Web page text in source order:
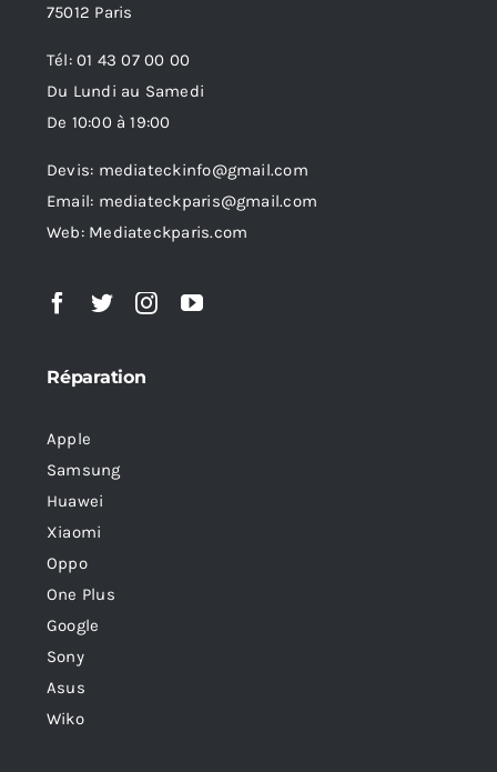
75012 Paris
Tél: 01 43 07 00 00
Du Lundi au Samedi
De 10:00 à 19:00
Devis: mediateckinfo@gmail.com
Email: mediateckparis@gmail.com
Web: Mediateckparis.com
Réparation
Apple
Samsung
Huawei
Xiaomi
Oppo
One Plus
Google
Sony
Asus
Wiko